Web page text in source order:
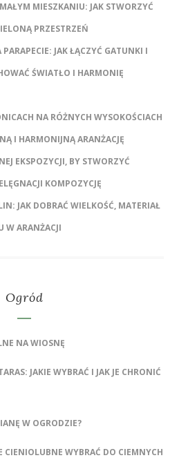
MIESZKANIU: JAK STWORZYĆ
PRZESTRZEŃ
JAK ŁĄCZYĆ GATUNKI I
ŚWIATŁO I HARMONIĘ
NA RÓŻNYCH WYSOKOŚCIACH
I HARMONIJNĄ ARANŻACJĘ
EKSPOZYCJI, BY STWORZYĆ
KOMPOZYCJĘ
JAK DOBRAĆ WIELKOŚĆ, MATERIAŁ
W ARANŻACJI
Ogród
NA WIOSNĘ
JAKIE WYBRAĆ I JAK JE CHRONIĆ
W OGRODZIE?
CIENIOLUBNE WYBRAĆ DO CIEMNYCH